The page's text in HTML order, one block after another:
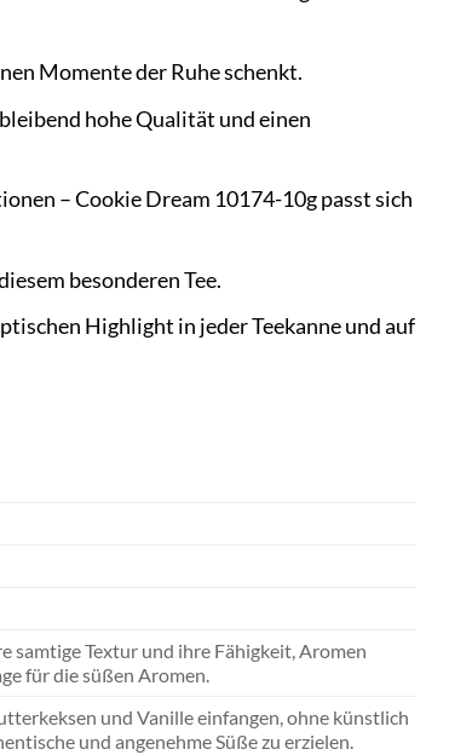
Momente der Ruhe schenkt.
hohe Qualität und einen
– Cookie Dream 10174-10g passt sich
besonderen Tee.
Highlight in jeder Teekanne und auf
samtige Textur und ihre Fähigkeit, Aromen
für die süßen Aromen.
und Vanille einfangen, ohne künstlich
und angenehme Süße zu erzielen.